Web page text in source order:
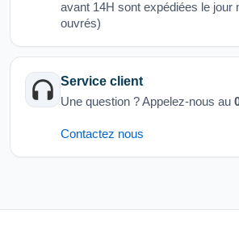
avant 14H sont expédiées le jour
ouvrés)
Service client
Une question ? Appelez-nous au
Contactez nous